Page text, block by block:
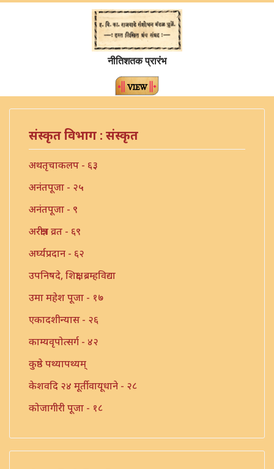
नीतिशतक प्रारंभ
संस्कृत विभाग : संस्कृत
अथतृचाकलप - ६३
अनंतपूजा - २५
अनंतपूजा - ९
अरक्षीत्र व्रत - ६९
अर्घ्यप्रदान - ६२
उपनिषदे, शिक्षा, ब्रम्हविद्या
उमा महेश पूजा - १७
एकादशीन्यास - २६
काम्यवृपोत्सर्ग - ४२
कुष्ठे पथ्यापथ्यम्
केशवदि २४ मूर्तीवायूधाने - २८
कोजागीरी पूजा - १८
गणपति पार्थिव पूजा - ५६